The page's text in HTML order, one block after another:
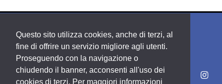
Questo sito utilizza cookies, anche di terzi, al
fine di offrire un servizio migliore agli utenti.
Proseguendo con la navigazione o
chiudendo il banner, acconsenti all'uso dei
cookies di terzi. Per maggiori informazioni